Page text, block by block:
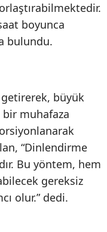
boyunca
bulundu.
büyük
bir muhafaza
“Dinlendirme
Bu yöntem, hem
gereksiz
olur.” dedi.